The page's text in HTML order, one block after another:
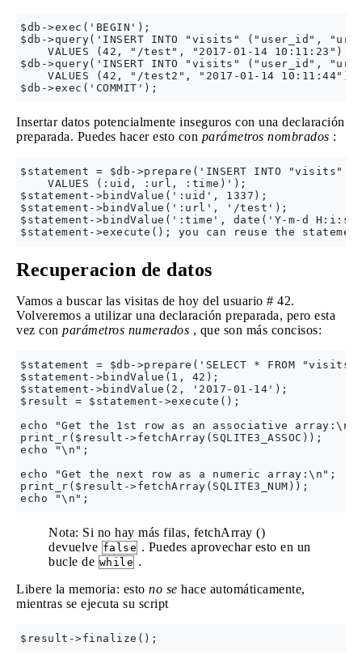
$db->exec('BEGIN');
$db->query('INSERT INTO "visits" ("user_id",
VALUES (42, "/test", "2017-01-14
$db->query('INSERT INTO "visits" ("user_id",
VALUES (42, "/test2", "2017-01-14
Insertar datos potencialmente inseguros con una declaración
preparada. Puedes hacer esto con parámetros nombrados :
$statement = $db->prepare('INSERT INTO
    VALUES (:uid, :url, :time)');
$statement->bindValue(':uid', 1337);
$statement->bindValue(':url', '/test');
$statement->bindValue(':time', date('Y-m-d
Recuperacion de datos
Vamos a buscar las visitas de hoy del usuario # 42.
Volveremos a utilizar una declaración preparada, pero esta
vez con parámetros numerados , que son más concisos:
$statement = $db->prepare('SELECT * FROM
$statement->bindValue(1, 42);
$statement->bindValue(2, '2017-01-14');
$result = $statement->execute();
echo "Get the 1st row as an associative
print_r($result->fetchArray(SQLITE3_ASSOC));
echo "\n";
echo "Get the next row as a numeric array:\n";
print_r($result->fetchArray(SQLITE3_NUM));
Nota: Si no hay más filas, fetchArray ()
devuelve false . Puedes aprovechar esto en un
bucle de while .
Libere la memoria: esto no se hace automáticamente,
mientras se ejecuta su script